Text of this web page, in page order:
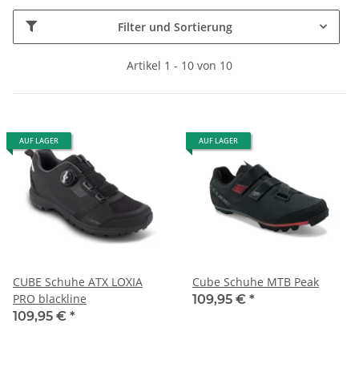
Filter und Sortierung
Artikel 1 - 10 von 10
AUF LAGER
CUBE Schuhe ATX LOXIA
PRO blackline
109,95 € *
AUF LAGER
Cube Schuhe MTB Peak
109,95 € *